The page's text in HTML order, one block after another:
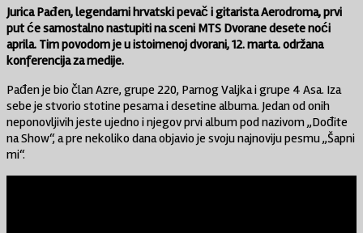
Jurica Pađen, legendarni hrvatski pevač i gitarista Aerodroma, prvi
put će samostalno nastupiti na sceni MTS Dvorane desete noći
aprila. Tim povodom je u istoimenoj dvorani, 12. marta. održana
konferencija za medije.
Pađen je bio član Azre, grupe 220, Parnog Valjka i grupe 4 Asa. Iza
sebe je stvorio stotine pesama i desetine albuma. Jedan od onih
neponovljivih jeste ujedno i njegov prvi album pod nazivom ,,Dođite
na Show“, a pre nekoliko dana objavio je svoju najnoviju pesmu ,,Šapni
mi“.